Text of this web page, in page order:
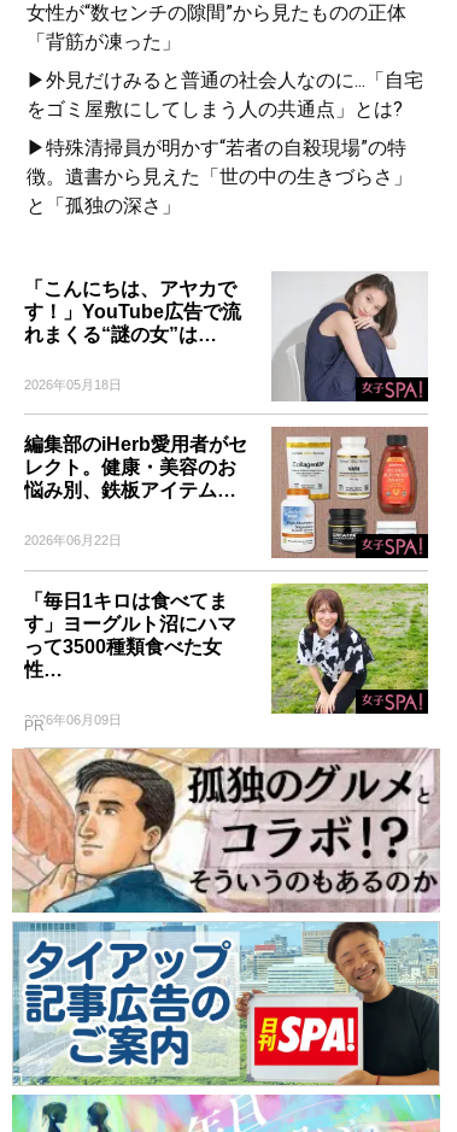
女性が“数センチの隙間”から見たものの正体
「背筋が凍った」
▶外見だけみると普通の社会人なのに...「自宅
をゴミ屋敷にしてしまう人の共通点」とは?
▶特殊清掃員が明かす“若者の自殺現場”の特
徴。遺書から見えた「世の中の生きづらさ」
と「孤独の深さ」
「こんにちは、アヤカで
す！」YouTube広告で流
れまくる“謎の女”は…
2026年05月18日
編集部のiHerb愛用者がセ
レクト。健康・美容のお
悩み別、鉄板アイテム…
2026年06月22日
「毎日1キロは食べてま
す」ヨーグルト沼にハマ
って3500種類食べた女
性…
2026年06月09日
PR